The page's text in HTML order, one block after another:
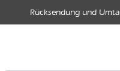
Rücksendung und